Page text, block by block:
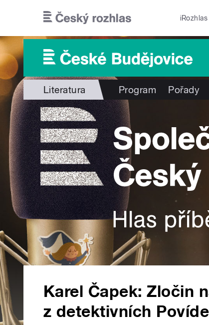
iRozhlas
Literatura Program Pořady
Karel Čapek: Zločin
z detektivních